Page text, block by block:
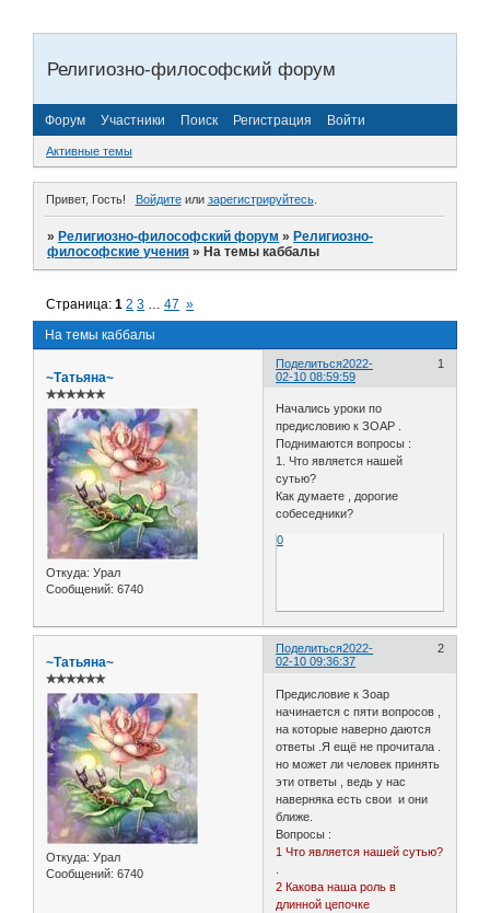
Религиозно-философский форум
Форум Участники Поиск Регистрация Войти
Активные темы
Привет, Гость! Войдитеили зарегистрируйтесь.
»Религиозно-философский форум »Религиозно-
философские учения »На темы каббалы
На темы каббалы
Страница:1 2 3 … 47 »
Поделиться 1
2022-
02-10 08:59:59
~Татьяна~
✯✯✯✯✯✯
Откуда: Урал
Сообщений: 6740
Начались уроки по
предисловию к ЗОАР .
Поднимаются вопросы :
1. Что является нашей
сутью?
Как думаете , дорогие
собеседники?
0
Поделиться 2
2022-
02-10 09:36:37
~Татьяна~
✯✯✯✯✯✯
Откуда: Урал
Сообщений: 6740
Предисловие к Зоар
начинается с пяти вопросов ,
на которые наверно даются
ответы .Я ещё не прочитала .
но может ли человек принять
эти ответы , ведь у нас
наверняка есть свои и они
ближе.
Вопросы :
1 Что является нашей сутью?
2 Какова наша роль в
длинной цепочке